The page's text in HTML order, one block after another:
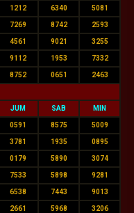
1212 6340 5081
7269 8742 2593
4561 9021 3255
9112 1953 7332
8752 0651 2463
JUM SAB MIN
0591 8575 5009
3781 1935 0895
0179 5890 3074
7533 5898 9281
6538 7443 9013
2661 5968 3206